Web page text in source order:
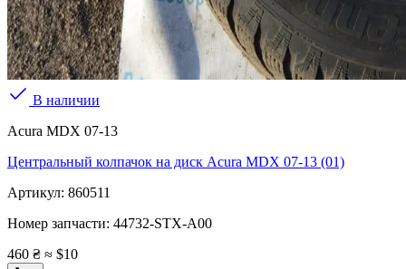
В наличии
Acura MDX 07-13
Центральный колпачок на диск Acura MDX 07-13 (01)
Артикул: 860511
Номер запчасти: 44732-STX-A00
460 ₴ ≈ $10